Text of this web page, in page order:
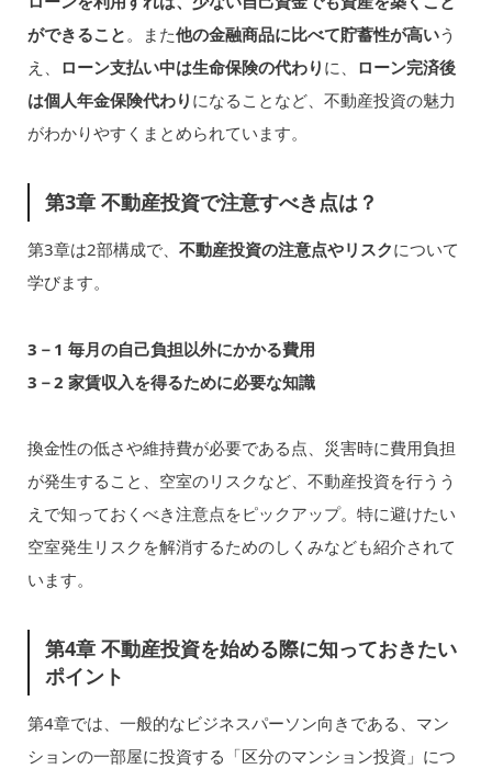
ができること。また他の金融商品に比べて貯蓄性が高いう
え、
ローン支払い中は生命保険の代わり に、
ローン完済後
は個人年金保険代わり になることなど、不動産投資の魅力
がわかりやすくまとめられています。
第3章 不動産投資で注意すべき点は？
第3章は2部構成で、 不動産投資の注意点やリスクについて
学びます。
3－1 毎月の自己負担以外にかかる費用
3－2 家賃収入を得るために必要な知識
換金性の低さや維持費が必要である点、災害時に費用負担
が発生すること、空室のリスクなど、不動産投資を行うう
えで知っておくべき注意点をピックアップ。特に避けたい
空室発生リスクを解消するためのしくみなども紹介されて
います。
第4章 不動産投資を始める際に知っておきたい
ポイント
第4章では、一般的なビジネスパーソン向きである、マン
ションの一部屋に投資する「区分のマンション投資」につ